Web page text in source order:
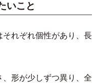
いこと
れぞれ個性があり、長
形が少しずつ異り、全